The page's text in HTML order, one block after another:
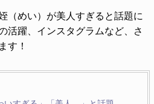
（めい）が美人すぎると話題に
活躍、インスタグラムなど、さ
す！